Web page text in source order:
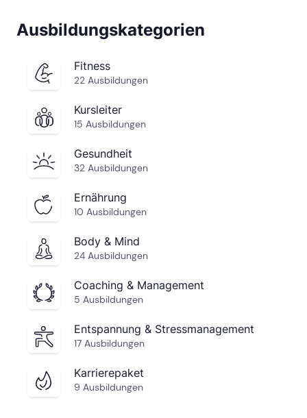
Ausbildungskategorien
Fitness
22 Ausbildungen
Kursleiter
15 Ausbildungen
Gesundheit
32 Ausbildungen
Ernährung
10 Ausbildungen
Body & Mind
24 Ausbildungen
Coaching & Management
5 Ausbildungen
Entspannung & Stressmanagement
17 Ausbildungen
Karrierepaket
9 Ausbildungen